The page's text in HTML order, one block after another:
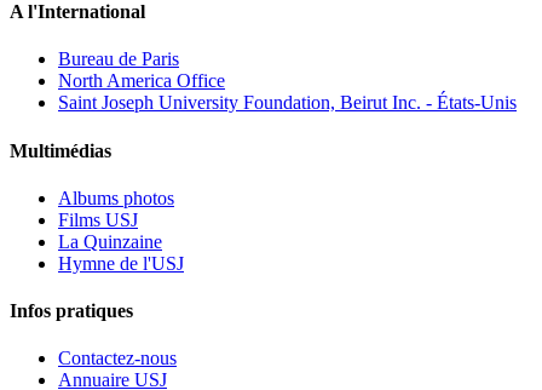
A l'International
Bureau de Paris
North America Office
Saint Joseph University Foundation, Beirut Inc. - États-Unis
Multimédias
Albums photos
Films USJ
La Quinzaine
Hymne de l'USJ
Infos pratiques
Contactez-nous
Annuaire USJ